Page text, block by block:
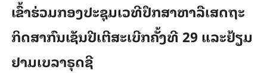
ເຂົ້າ​ຮ່ວມກອງ​ປະ​ຊຸມ​ເວ​ທີ​ປຶກ​ສາ​ຫາ​ລື​ເສດ​ຖະ​
ກິດ​ສາ​ກົນ​ເຊັນ​ປີ​ເຕີ​ສະ​ເບີກ​ຄັ້ງ​ທີ 29 ແລະ​ຢ້ຽມ​
ຢາມ​ເບ​ລາຣຸດຊີ